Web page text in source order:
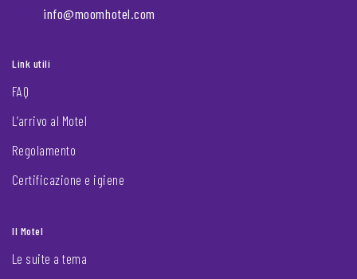
info@moomhotel.com
Link utili
FAQ
L’arrivo al Motel
Regolamento
Certificazione e igiene
Il Motel
Le suite a tema